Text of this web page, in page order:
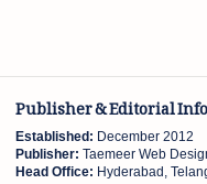
Publisher & Editorial
Established: December 2012
Publisher: Taemeer Web
Head Office: Hyderabad,